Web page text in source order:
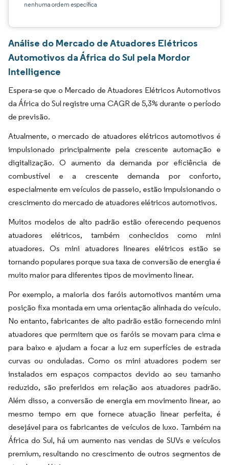
nenhuma ordem específica
Análise do Mercado de Atuadores Elétricos
Automotivos da África do Sul pela Mordor
Intelligence
Espera-se que o Mercado de Atuadores Elétricos Automotivos
da África do Sul registre uma CAGR de 5,3% durante o período
de previsão.
Atualmente, o mercado de atuadores elétricos automotivos é
impulsionado principalmente pela crescente automação e
digitalização. O aumento da demanda por eficiência de
combustível e a crescente demanda por conforto,
especialmente em veículos de passeio, estão impulsionando o
crescimento do mercado de atuadores elétricos automotivos.
Muitos modelos de alto padrão estão oferecendo pequenos
atuadores elétricos, também conhecidos como mini
atuadores. Os mini atuadores lineares elétricos estão se
tornando populares porque sua taxa de conversão de energia é
muito maior para diferentes tipos de movimento linear.
Por exemplo, a maioria dos faróis automotivos mantém uma
posição fixa montada em uma orientação alinhada do veículo.
No entanto, fabricantes de alto padrão estão fornecendo mini
atuadores que permitem que os faróis se movam para cima e
para baixo e ajudam a focar a luz em superfícies de estrada
curvas ou onduladas. Como os mini atuadores podem ser
instalados em espaços compactos devido ao seu tamanho
reduzido, são preferidos em relação aos atuadores padrão.
Além disso, a conversão de energia em movimento linear, ao
mesmo tempo em que fornece atuação linear perfeita, é
desejável para os fabricantes de veículos de luxo. Também na
África do Sul, há um aumento nas vendas de SUVs e veículos
premium, resultando no crescimento de outros segmentos de